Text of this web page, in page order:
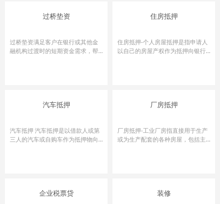
过桥垫资
过桥垫资满足客户在银行或其他金
融机构过渡时的短期资金需求，帮
住房抵押
住房抵押-个人房屋抵押是指申请人
以自己的房屋产权作为抵押向银行
汽车抵押
汽车抵押 汽车抵押是以借款人或第
三人的汽车或自购车作为抵押物向
厂房抵押
厂房抵押-工业厂房指直接用于生产
或为生产配套的各种房屋，包括主
企业税票贷 装修